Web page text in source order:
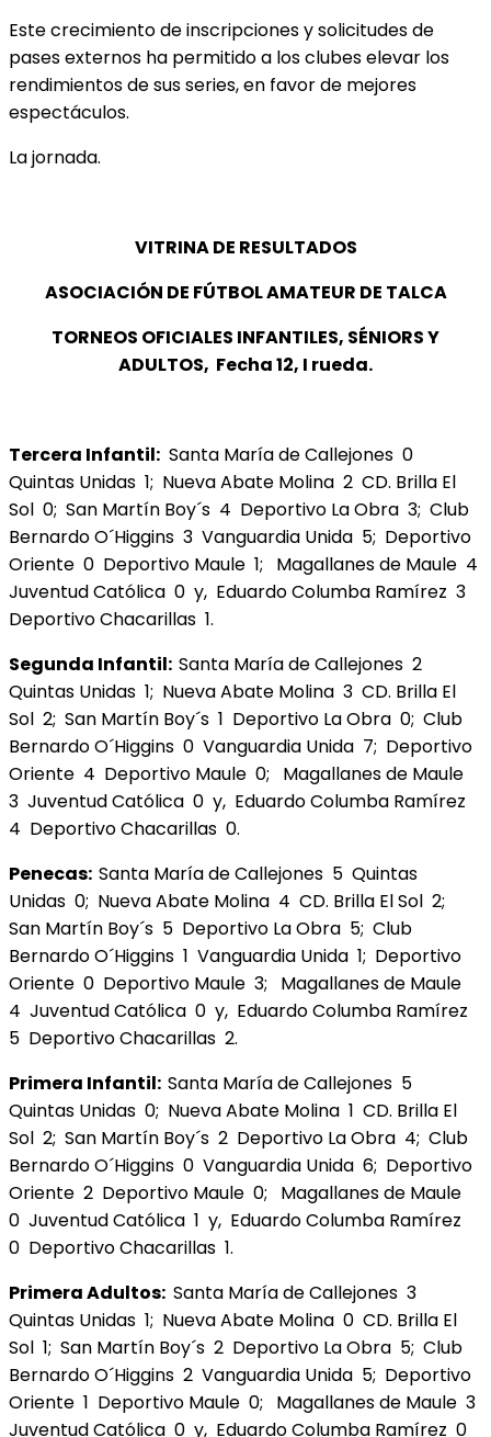
Este crecimiento de inscripciones y solicitudes de
pases externos ha permitido a los clubes elevar los
rendimientos de sus series, en favor de mejores
espectáculos.
La jornada.
VITRINA DE RESULTADOS
ASOCIACIÓN DE FÚTBOL AMATEUR DE TALCA
TORNEOS OFICIALES INFANTILES, SÉNIORS Y
ADULTOS, Fecha 12, I rueda.
Tercera Infantil: Santa María de Callejones 0
Quintas Unidas 1; Nueva Abate Molina 2 CD. Brilla El
Sol 0; San Martín Boy´s 4 Deportivo La Obra 3; Club
Bernardo O´Higgins 3 Vanguardia Unida 5; Deportivo
Oriente 0 Deportivo Maule 1; Magallanes de Maule 4
Juventud Católica 0 y, Eduardo Columba Ramírez 3
Deportivo Chacarillas 1.
Segunda Infantil: Santa María de Callejones 2
Quintas Unidas 1; Nueva Abate Molina 3 CD. Brilla El
Sol 2; San Martín Boy´s 1 Deportivo La Obra 0; Club
Bernardo O´Higgins 0 Vanguardia Unida 7; Deportivo
Oriente 4 Deportivo Maule 0; Magallanes de Maule
3 Juventud Católica 0 y, Eduardo Columba Ramírez
4 Deportivo Chacarillas 0.
Penecas: Santa María de Callejones 5 Quintas
Unidas 0; Nueva Abate Molina 4 CD. Brilla El Sol 2;
San Martín Boy´s 5 Deportivo La Obra 5; Club
Bernardo O´Higgins 1 Vanguardia Unida 1; Deportivo
Oriente 0 Deportivo Maule 3; Magallanes de Maule
4 Juventud Católica 0 y, Eduardo Columba Ramírez
5 Deportivo Chacarillas 2.
Primera Infantil: Santa María de Callejones 5
Quintas Unidas 0; Nueva Abate Molina 1 CD. Brilla El
Sol 2; San Martín Boy´s 2 Deportivo La Obra 4; Club
Bernardo O´Higgins 0 Vanguardia Unida 6; Deportivo
Oriente 2 Deportivo Maule 0; Magallanes de Maule
0 Juventud Católica 1 y, Eduardo Columba Ramírez
0 Deportivo Chacarillas 1.
Primera Adultos: Santa María de Callejones 3
Quintas Unidas 1; Nueva Abate Molina 0 CD. Brilla El
Sol 1; San Martín Boy´s 2 Deportivo La Obra 5; Club
Bernardo O´Higgins 2 Vanguardia Unida 5; Deportivo
Oriente 1 Deportivo Maule 0; Magallanes de Maule 3
Juventud Católica 0 y, Eduardo Columba Ramírez 0